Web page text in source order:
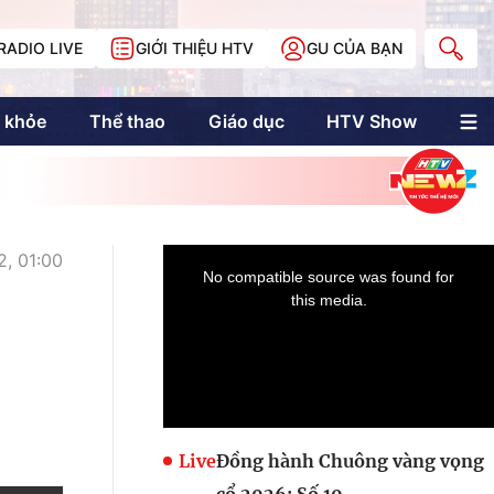
LIVE GIỚI THIỆU HTV GU CỦA BẠN
khỏe Thể thao Giáo dục HTV Show
Multimedia
Multiform
Doanh nhân Sài
Gòn
01:00
LiveĐồng hành Chuông vàng vọng